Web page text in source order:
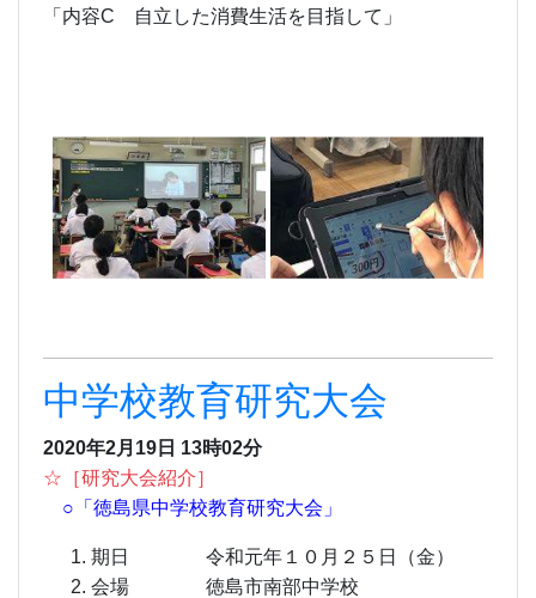
「内容C 自立した消費生活を目指して」
中学校教育研究大会
2020年2月19日 13時02分
☆［研究大会紹介］
○「徳島県中学校教育研究大会」
期日 令和元年１０月２５日（金）
会場 徳島市南部中学校